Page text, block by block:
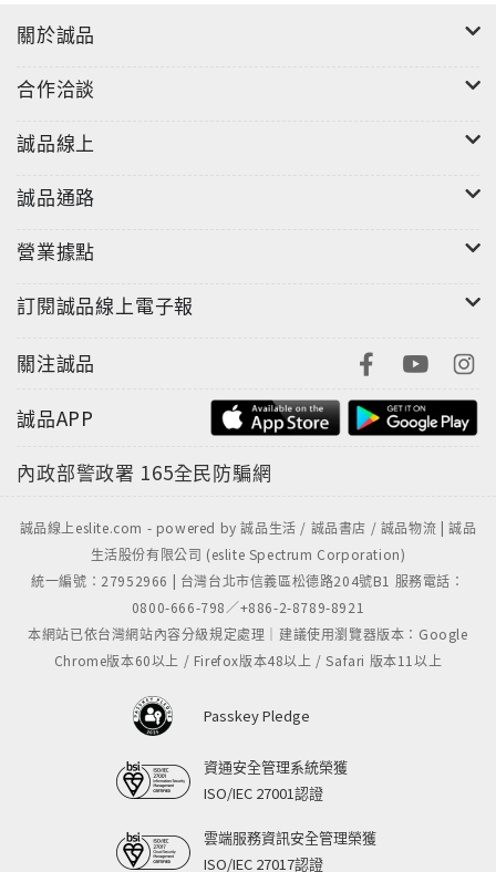
關於誠品
合作洽談
誠品線上
誠品通路
營業據點
訂閱誠品線上電子報
關注誠品
誠品APP
內政部警政署 165全民防騙網
誠品線上eslite.com - powered by 誠品生活 / 誠品書店 / 誠品物流 | 誠品
生活股份有限公司 (eslite Spectrum Corporation)
統一編號：27952966 | 台灣台北市信義區松德路204號B1 服務電話：
0800-666-798／+886-2-8789-8921
本網站已依台灣網站內容分級規定處理｜建議使用瀏覽器版本：Google
Chrome版本60以上 / Firefox版本48以上 / Safari 版本11以上
Passkey Pledge
資通安全管理系統榮獲
ISO/IEC 27001認證
雲端服務資訊安全管理榮獲
ISO/IEC 27017認證